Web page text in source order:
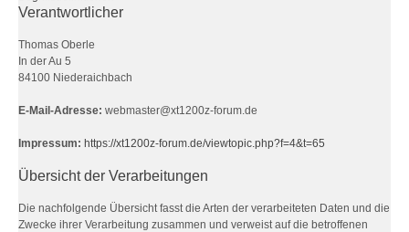
Verantwortlicher
Thomas Oberle
In der Au 5
84100 Niederaichbach
E-Mail-Adresse: webmaster@xt1200z-forum.de
Impressum: https://xt1200z-forum.de/viewtopic.php?f=4&t=65
Übersicht der Verarbeitungen
Die nachfolgende Übersicht fasst die Arten der verarbeiteten Daten und die
Zwecke ihrer Verarbeitung zusammen und verweist auf die betroffenen